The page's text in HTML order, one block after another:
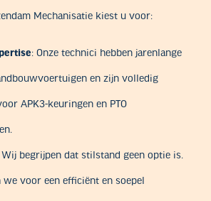
Mechanisatie kiest u voor:
: Onze technici hebben jarenlange
en zijn volledig
APK3-keuringen en PTO
Wij begrijpen dat stilstand geen optie is.
we voor een efficiënt en soepel